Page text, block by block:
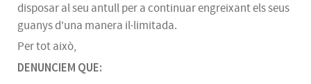
disposar al seu antull per a continuar engreixant els seus
guanys d'una manera il·limitada.
Per tot això,
DENUNCIEM QUE: